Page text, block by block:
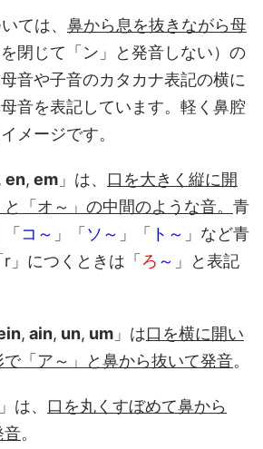
ては、 鼻から息を抜きながら母
閉じて「ン」と発音しない）の
音や子音のカタカナ表記の横に
音を表記しています。軽く鼻腔
メージです。
, en, em 」は、 口を大きく縦に開
「オ～」の中間のような音。 青
「コ～ 」「ソ～ 」「 ト～ 」など青
」につくときは「ろ ～ 」と表記
, ain, un, um 」は口を横に開い
「ア～」と鼻から抜いて発音。
」は、 口を丸くすぼめて鼻から
音。